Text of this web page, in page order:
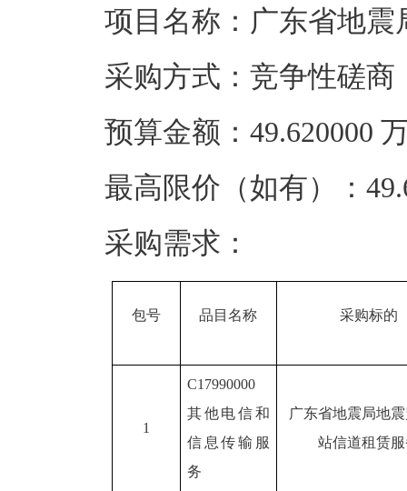
项目名称：广东省地
采购方式：竞争性磋商
预算金额：49.620000
最高限价（如有）：
采购需求：
包号 品目名称 采购标的
1
C17990000
其他电信和
信息传输服
务
广东省地震局地
站信道租赁